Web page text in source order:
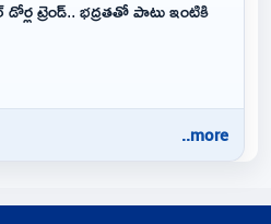
ట్రెండ్.. భద్రతతో పాటు ఇంటికి
..more